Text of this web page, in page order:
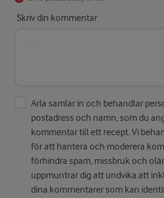
Skriv din kommentar
Arla samlar in och behandlar
postadress och namn, som du
kommentar till ett recept. Vi
för att hantera och moderera
förhindra spam, missbruk och
uppmuntrar dig att undvika att
dina kommentarer som kan